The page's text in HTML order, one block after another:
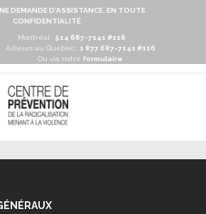
DEMANDE D'ASSISTANCE, EN TOUTE
CONFIDENTIALITÉ
Montréal : 514 687-7141 #116
Ailleurs au Québec :
1 877 687-7141 #116
Ou via notre formulaire